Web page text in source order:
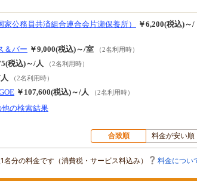
公務員共済組合連合会片瀬保養所）
￥6,200(税込)～/
＆バー ￥9,000(税込)～/室 （2名利用時）
税込)～/人 （2名利用時）
（2名利用時）
￥107,600(税込)～/人 （2名利用時）
の検索結果
合致順 料金が安い順
名分の料金です（消費税・サービス料込み） 料金につい